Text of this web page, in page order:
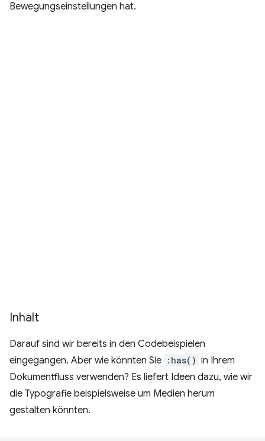
Bewegungseinstellungen hat.
Inhalt
Darauf sind wir bereits in den Codebeispielen
eingegangen. Aber wie könnten Sie :has() in Ihrem
Dokumentfluss verwenden? Es liefert Ideen dazu, wie wir
die Typografie beispielsweise um Medien herum
gestalten könnten.